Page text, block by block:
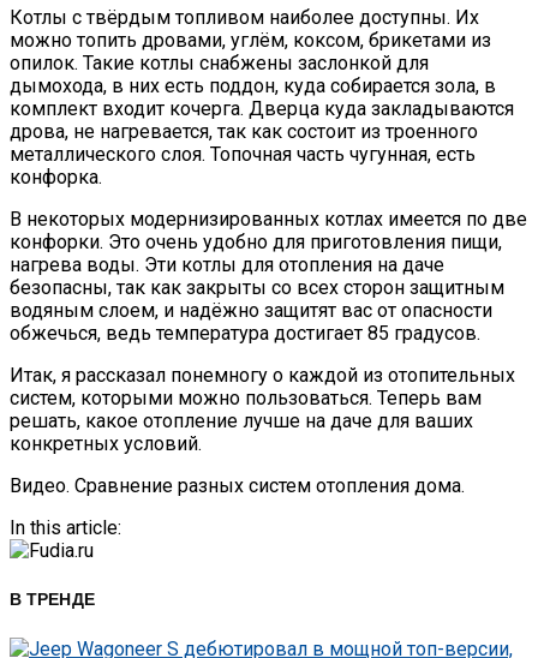
Котлы с твёрдым топливом наиболее доступны. Их
можно топить дровами, углём, коксом, брикетами из
опилок. Такие котлы снабжены заслонкой для
дымохода, в них есть поддон, куда собирается зола, в
комплект входит кочерга. Дверца куда закладываются
дрова, не нагревается, так как состоит из троенного
металлического слоя. Топочная часть чугунная, есть
конфорка.
В некоторых модернизированных котлах имеется по две
конфорки. Это очень удобно для приготовления пищи,
нагрева воды. Эти котлы для отопления на даче
безопасны, так как закрыты со всех сторон защитным
водяным слоем, и надёжно защитят вас от опасности
обжечься, ведь температура достигает 85 градусов.
Итак, я рассказал понемногу о каждой из отопительных
систем, которыми можно пользоваться. Теперь вам
решать, какое отопление лучше на даче для ваших
конкретных условий.
Видео. Сравнение разных систем отопления дома.
In this article:
В ТРЕНДЕ